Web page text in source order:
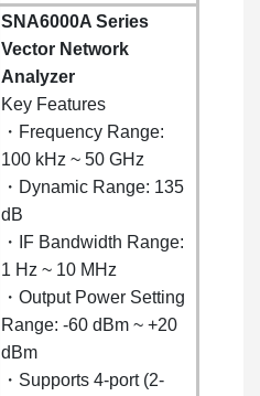
SNA6000A Series
Vector Network
Analyzer
Key Features
・Frequency Range:
100 kHz ~ 50 GHz
・Dynamic Range: 135
dB
・IF Bandwidth Range:
1 Hz ~ 10 MHz
・Output Power Setting
Range: -60 dBm ~ +20
dBm
・Supports 4-port (2-